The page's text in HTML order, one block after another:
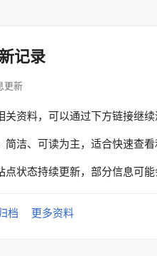
记录
更新
关资料，可以通过下方链接继续
简洁、可读为主，适合快速查看
点状态持续更新，部分信息可
档 更多资料